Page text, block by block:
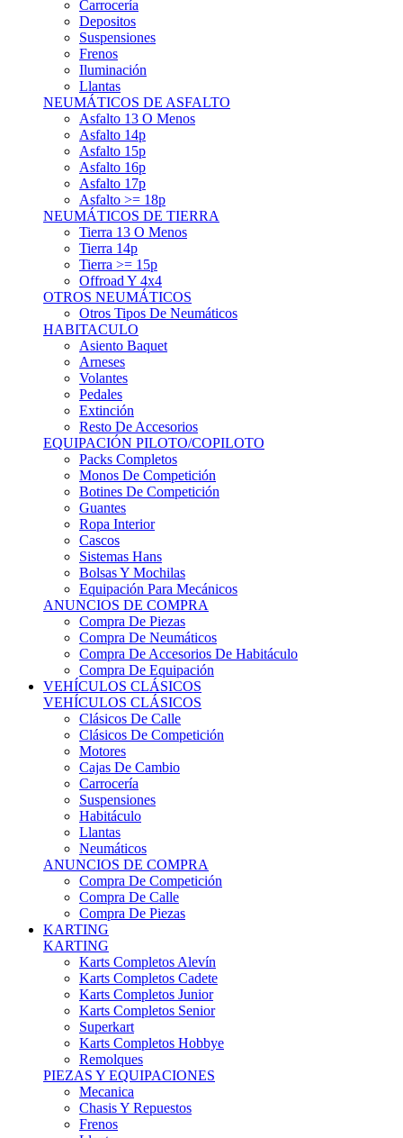
Carrocería
Depositos
Suspensiones
Frenos
Iluminación
Llantas
NEUMÁTICOS DE ASFALTO
Asfalto 13 O Menos
Asfalto 14p
Asfalto 15p
Asfalto 16p
Asfalto 17p
Asfalto >= 18p
NEUMÁTICOS DE TIERRA
Tierra 13 O Menos
Tierra 14p
Tierra >= 15p
Offroad Y 4x4
OTROS NEUMÁTICOS
Otros Tipos De Neumáticos
HABITACULO
Asiento Baquet
Arneses
Volantes
Pedales
Extinción
Resto De Accesorios
EQUIPACIÓN PILOTO/COPILOTO
Packs Completos
Monos De Competición
Botines De Competición
Guantes
Ropa Interior
Cascos
Sistemas Hans
Bolsas Y Mochilas
Equipación Para Mecánicos
ANUNCIOS DE COMPRA
Compra De Piezas
Compra De Neumáticos
Compra De Accesorios De Habitáculo
Compra De Equipación
VEHÍCULOS CLÁSICOS
VEHÍCULOS CLÁSICOS
Clásicos De Calle
Clásicos De Competición
Motores
Cajas De Cambio
Carrocería
Suspensiones
Habitáculo
Llantas
Neumáticos
ANUNCIOS DE COMPRA
Compra De Competición
Compra De Calle
Compra De Piezas
KARTING
KARTING
Karts Completos Alevín
Karts Completos Cadete
Karts Completos Junior
Karts Completos Senior
Superkart
Karts Completos Hobbye
Remolques
PIEZAS Y EQUIPACIONES
Mecanica
Chasis Y Repuestos
Frenos